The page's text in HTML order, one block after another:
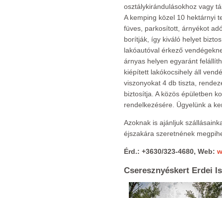
osztálykirándulásokhoz vagy
A kemping közel 10 hektárnyi
füves, parkosított, árnyékot
borítják, így kiváló helyet
lakóautóval érkező
árnyas helyen egyaránt
kiépített lakókocsihely áll
viszonyokat 4 db tiszta,
biztosítja. A közös épületben
rendelkezésére. Ügyelünk a
Azoknak is ajánljuk
éjszakára szeretnének
Érd.: +3630/323-4680, Web:
Cseresznyéskert Erdei